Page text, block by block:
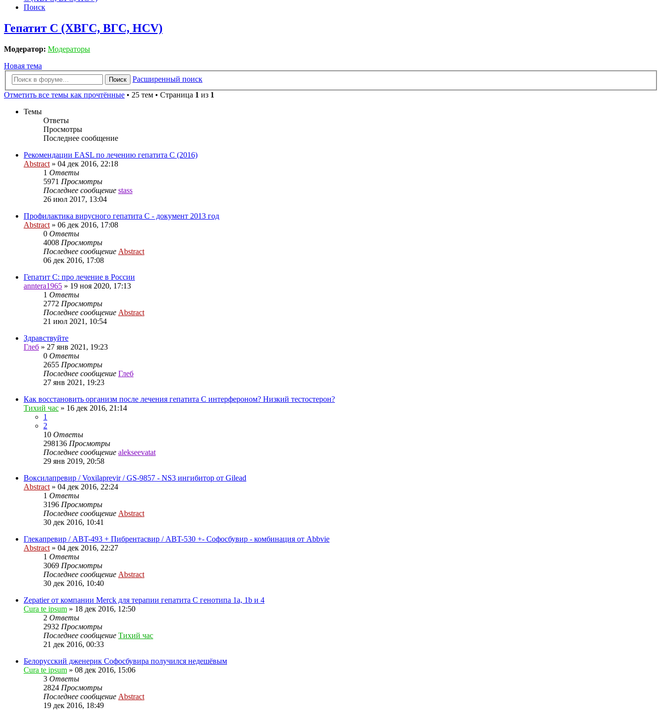
Поиск
Гепатит C (ХВГС, ВГС, HCV)
Модератор: Модераторы
Новая тема
Поиск
Расширенный поиск
Отметить все темы как прочтённые • 25 тем • Страница 1 из 1
Темы
Ответы
Просмотры
Последнее сообщение
Рекомендации EASL по лечению гепатита С (2016)
Abstract » 04 дек 2016, 22:18
1 Ответы
5971 Просмотры
Последнее сообщение stass
26 июл 2017, 13:04
Профилактика вирусного гепатита C - документ 2013 год
Abstract » 06 дек 2016, 17:08
0 Ответы
4008 Просмотры
Последнее сообщение Abstract
06 дек 2016, 17:08
Гепатит С: про лечение в России
anntera1965 » 19 ноя 2020, 17:13
1 Ответы
2772 Просмотры
Последнее сообщение Abstract
21 июл 2021, 10:54
Здравствуйте
Глеб » 27 янв 2021, 19:23
0 Ответы
2655 Просмотры
Последнее сообщение Глеб
27 янв 2021, 19:23
Как восстановить организм после лечения гепатита С интерфероном? Низкий тестостерон?
Тихий час » 16 дек 2016, 21:14
1
2
10 Ответы
298136 Просмотры
Последнее сообщение alekseevatat
29 янв 2019, 20:58
Воксилапревир / Voxilaprevir / GS-9857 - NS3 ингибитор от Gilead
Abstract » 04 дек 2016, 22:24
1 Ответы
3196 Просмотры
Последнее сообщение Abstract
30 дек 2016, 10:41
Глекапревир / ABT-493 + Пибрентасвир / ABT-530 +- Софосбувир - комбинация от Abbvie
Abstract » 04 дек 2016, 22:27
1 Ответы
3069 Просмотры
Последнее сообщение Abstract
30 дек 2016, 10:40
Zepatier от компании Merck для терапии гепатита C генотипа 1a, 1b и 4
Cura te ipsum » 18 дек 2016, 12:50
2 Ответы
2932 Просмотры
Последнее сообщение Тихий час
21 дек 2016, 00:33
Белорусский дженерик Софосбувира получился недешёвым
Cura te ipsum » 08 дек 2016, 15:06
3 Ответы
2824 Просмотры
Последнее сообщение Abstract
19 дек 2016, 18:49